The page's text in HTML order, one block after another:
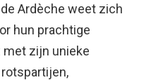
Ardèche weet zich
hun prachtige
met zijn unieke